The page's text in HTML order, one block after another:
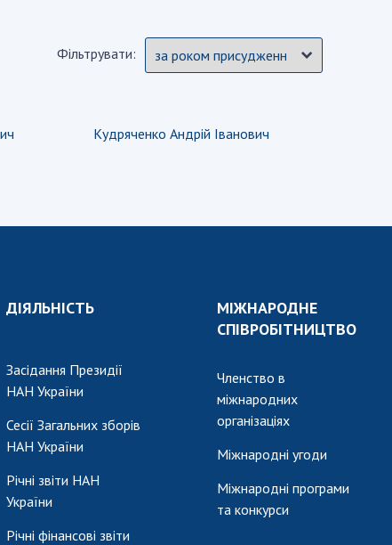
Фільтрувати:
Кудряченко Андрій Іванович
ДІЯЛЬНІСТЬ
Засідання Президії
НАН України
Сесії Загальних зборів
НАН України
Річні звіти НАН
України
Річні фінансові звіти
МІЖНАРОДНЕ
СПІВРОБІТНИЦТВО
Членство в
міжнародних
організаціях
Міжнародні угоди
Міжнародні програми
та конкурси